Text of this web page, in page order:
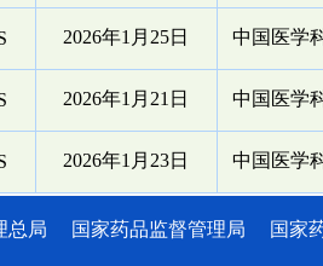
2026年1月25日 中国医学
2026年1月21日 中国医学
2026年1月23日 中国医学
总局 国家药品监督管理局 国家